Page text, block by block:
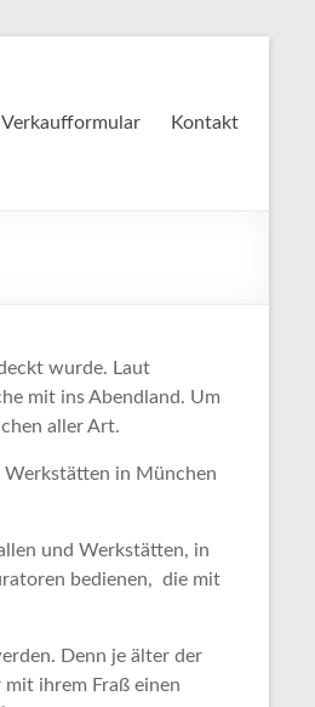
Verkaufformular Kontakt
wurde. Laut
mit ins Abendland. Um
aller Art.
Werkstätten in München
und Werkstätten, in
bedienen, die mit
Denn je älter der
ihrem Fraß einen